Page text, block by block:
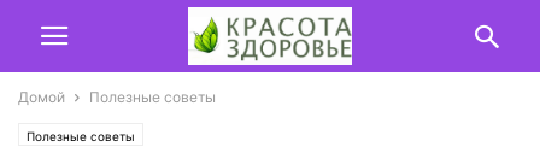
Домой Полезные советы
Полезные советы